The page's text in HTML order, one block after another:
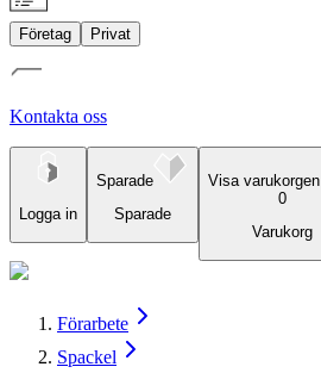
Företag Privat
Kontakta oss
Logga in
Sparade
Sparade
Visa varukorgen
0
Varukorg
Förarbete
Spackel